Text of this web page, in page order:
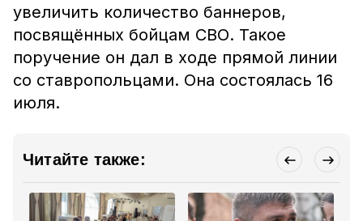
увеличить количество баннеров,
посвящённых бойцам СВО. Такое
поручение он дал в ходе прямой линии
со ставропольцами. Она состоялась 16
июля.
Читайте также: